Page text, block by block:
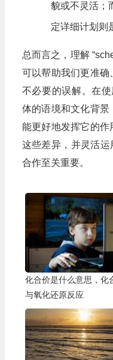
貌或不灵活；
定详细计划则
总而言之，理解
可以帮助我们更准
不必要的误解。在使
体的语境和文化背
能更好地发挥它的
这些差异，并灵活运
合作至关重要。
化合价是什么意思，化
与氧化还原反应